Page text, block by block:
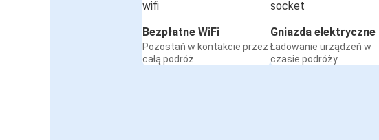
Bezpłatne WiFi
Pozostań w kontakcie przez
całą podróż
Gniazda elektryczne
Ładowanie urządzeń w
czasie podróży